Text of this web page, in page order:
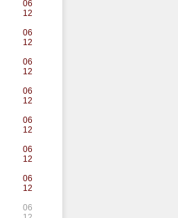
06
12
06
12
06
12
06
12
06
12
06
12
06
12
06